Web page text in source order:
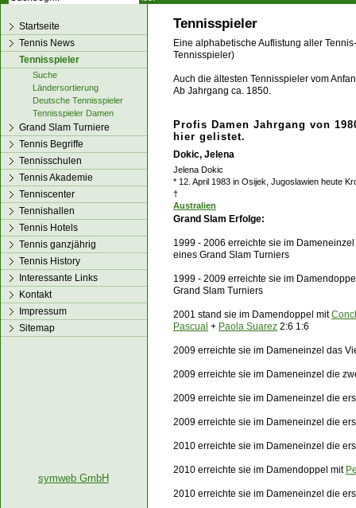
Tennisspieler
Eine alphabetische Auflistung aller
Tennisspieler)
Auch die ältesten Tennisspieler vom
Ab Jahrgang ca. 1850.
Profis Damen Jahrgang von
hier gelistet.
Dokic, Jelena
Jelena Dokic
* 12. April 1983 in Osijek, Jugoslawien heute
†
Australien
Grand Slam Erfolge:
1999 - 2006 erreichte sie im
eines Grand Slam Turniers
1999 - 2009 erreichte sie im
Grand Slam Turniers
2001 stand sie im Damendoppel mit
Pascual + Paola Suarez 2:6 1:6
2009 erreichte sie im Dameneinzel das
2009 erreichte sie im Dameneinzel die
2009 erreichte sie im Dameneinzel die
2009 erreichte sie im Dameneinzel die
2010 erreichte sie im Dameneinzel die
2010 erreichte sie im Damendoppel mit
2010 erreichte sie im Dameneinzel die
Startseite
Tennis News
Tennisspieler
Suche
Ländersortierung
Deutsche Tennisspieler
Tennisspieler Damen
Grand Slam Turniere
Tennis Begriffe
Tennisschulen
Tennis Akademie
Tenniscenter
Tennishallen
Tennis Hotels
Tennis ganzjährig
Tennis History
Interessante Links
Kontakt
Impressum
Sitemap
symweb GmbH